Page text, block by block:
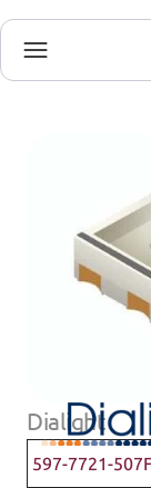
Dialight
597-7721-